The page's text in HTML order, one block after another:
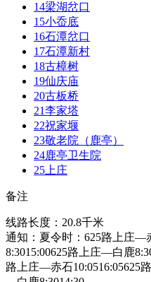
14梁湖岔口
15小岙底
16石潭岔口
17石潭新村
18古樟树
19仙庆庙
20古板桥
21李家塔
22祝家堰
23敬老院（鹿亭）
24鹿亭卫生院
25 上庄
备注
线路长度：20.8千米
通知：夏令时：625路上庄—
8:3015:00625路上庄—白鹿
路上庄—赤石10:0516:05625